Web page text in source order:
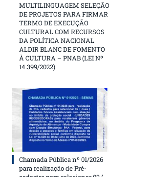
MULTILINGUAGEM SELEÇÃO
DE PROJETOS PARA FIRMAR
TERMO DE EXECUÇÃO
CULTURAL COM RECURSOS
DA POLÍTICA NACIONAL
ALDIR BLANC DE FOMENTO
À CULTURA – PNAB (LEI Nº
14.399/2022)
Chamada Pública nº 01/2026
para realização de Pré-